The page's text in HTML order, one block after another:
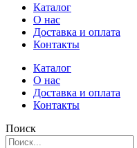
Каталог
О нас
Доставка и оплата
Контакты
Каталог
О нас
Доставка и оплата
Контакты
Поиск